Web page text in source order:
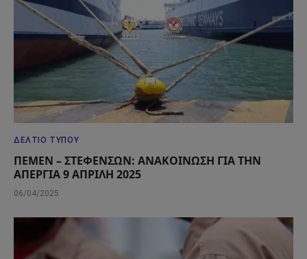
ΔΕΛΤΊΟ ΤΎΠΟΥ
ΠΕΜΕΝ – ΣΤΕΦΕΝΣΩΝ: ΑΝΑΚΟΙΝΩΣΗ ΓΙΑ ΤΗΝ
ΑΠΕΡΓΙΑ 9 ΑΠΡΙΛΗ 2025
06/04/2025